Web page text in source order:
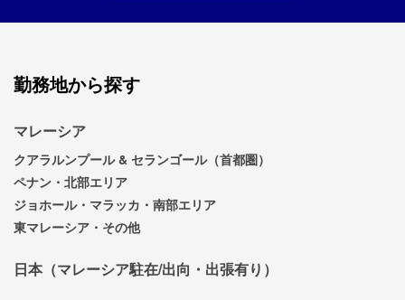
勤務地から探す
マレーシア
クアラルンプール & セランゴール（首都圏）
ペナン・北部エリア
ジョホール・マラッカ・南部エリア
東マレーシア・その他
日本（マレーシア駐在/出向・出張有り）